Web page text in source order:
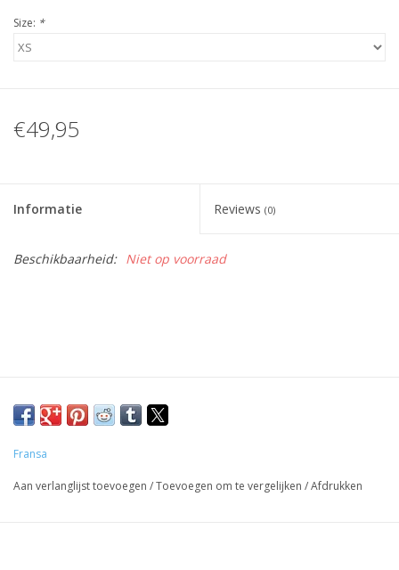
Size: *
€49,95
Informatie Reviews (0)
Beschikbaarheid: Niet op voorraad
Fransa
Aan verlanglijst toevoegen /Toevoegen om te vergelijken /Afdrukken